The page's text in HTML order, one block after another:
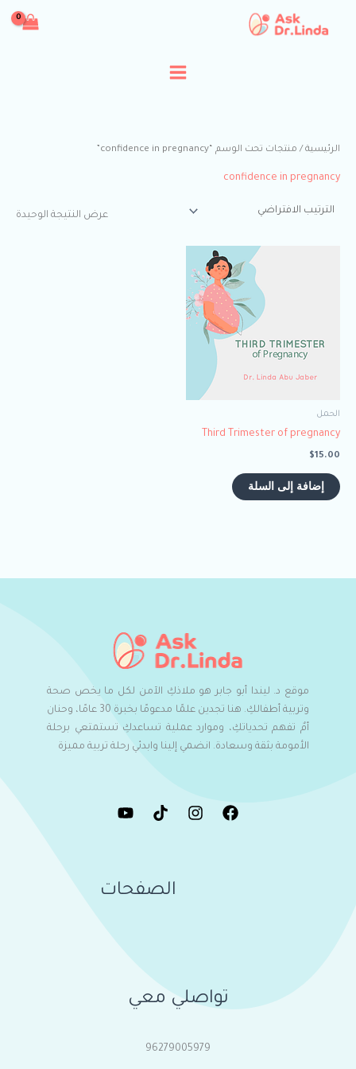
الرئيسية / منتجات تحت الوسم “confidence in pregnancy”
confidence in pregnancy
عرض النتيجة الوحيدة
الحمل
Third Trimester of pregnancy
$15.00
إضافة إلى السلة
موقع د. ليندا أبو جابر هو ملاذكِ الآمن لكل ما يخص صحة
وتربية أطفالكِ. هنا تجدين علمًا مدعومًا بخبرة 30 عامًا، وحنان
أمٌ تفهم تحدياتكِ، وموارد عملية تساعدكِ تستمتعي برحلة
الأمومة بثقة وسعادة. انضمي إلينا وابدئي رحلة تربية مميزة
الصفحات
تواصلي معي
96279005979